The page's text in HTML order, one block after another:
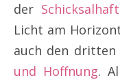
der
Licht am
auch den dritten
und Hoffnung.